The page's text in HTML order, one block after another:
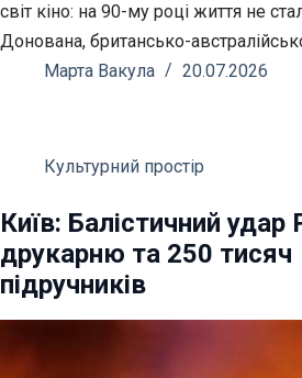
світ кіно: на 90-му році життя не
Донована, британсько-
Марта Вакула
20.07.2026
Культурний простір
Київ: Балістичний
друкарню та 250 тисяч
підручників